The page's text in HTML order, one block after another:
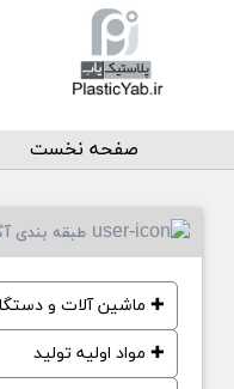
صفحه نخست
طبقه بندی
✚ماشین آلات و
✚مواد اولیه تولید